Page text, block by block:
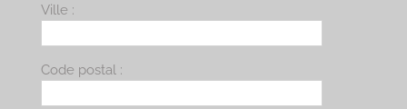
Ville :
Code postal :